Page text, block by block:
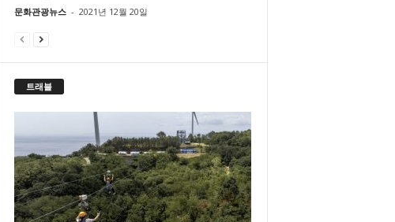
문화관광뉴스 - 2021년 12월 20일
트래블